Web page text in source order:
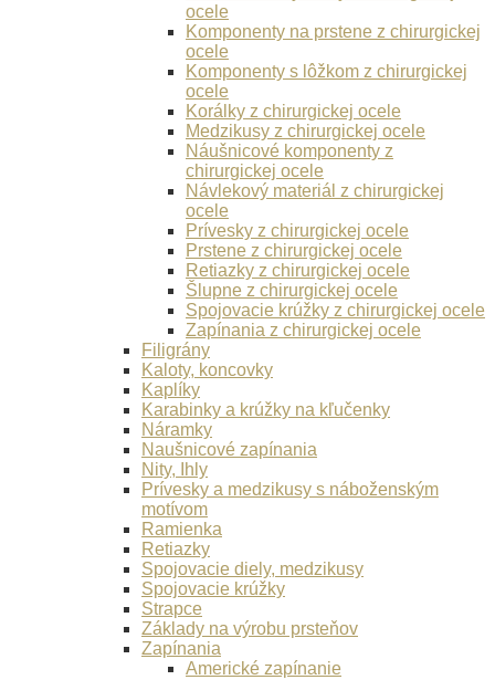
ocele
Komponenty na prstene z chirurgickej
ocele
Komponenty s lôžkom z chirurgickej
ocele
Korálky z chirurgickej ocele
Medzikusy z chirurgickej ocele
Náušnicové komponenty z
chirurgickej ocele
Návlekový materiál z chirurgickej
ocele
Prívesky z chirurgickej ocele
Prstene z chirurgickej ocele
Retiazky z chirurgickej ocele
Šlupne z chirurgickej ocele
Spojovacie krúžky z chirurgickej ocele
Zapínania z chirurgickej ocele
Filigrány
Kaloty, koncovky
Kaplíky
Karabinky a krúžky na kľučenky
Náramky
Naušnicové zapínania
Nity, Ihly
Prívesky a medzikusy s náboženským
motívom
Ramienka
Retiazky
Spojovacie diely, medzikusy
Spojovacie krúžky
Strapce
Základy na výrobu prsteňov
Zapínania
Americké zapínanie